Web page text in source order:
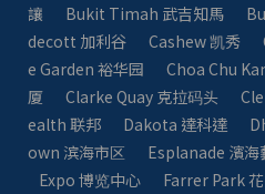
讓
Bukit Timah 武吉知馬
decott 加利谷
Cashew 凯秀
e Garden 裕华园
Choa Chu
厦
Clarke Quay 克拉码头
ealth 联邦
Dakota 達科達
own 滨海市区
Esplanade 濱海
Expo 博览中心
Farrer Park